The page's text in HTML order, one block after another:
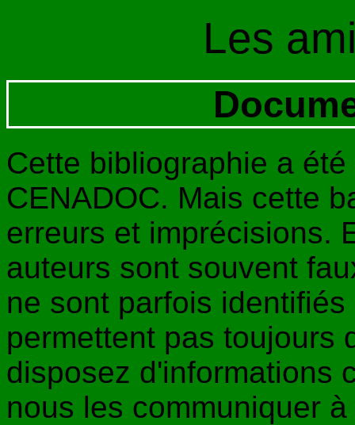
Les
Cette bibliographie a
CENADOC. Mais cette
erreurs et imprécisions.
auteurs sont souvent
ne sont parfois
permettent pas toujours
disposez d'informations
nous les communiquer à